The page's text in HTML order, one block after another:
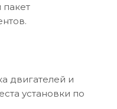
пакет
двигателей и
установки по